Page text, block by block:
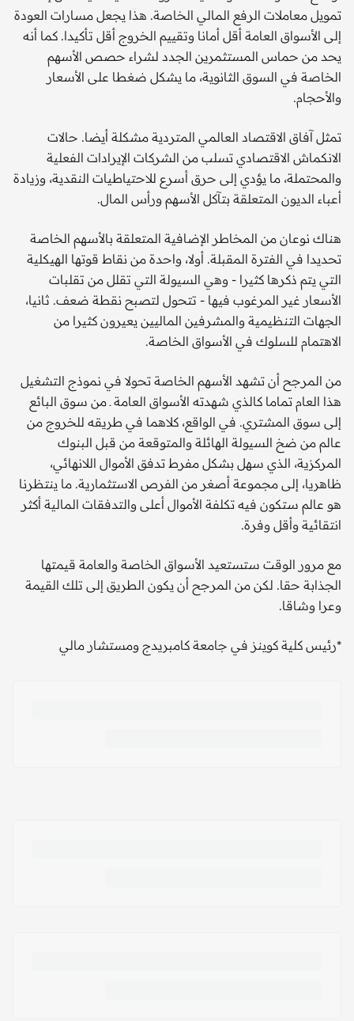
تمويل معاملات الرفع المالي الخاصة. هذا يجعل مسارات العودة
إلى الأسواق العامة أقل أمانا وتقييم الخروج أقل تأكيدا. كما أنه
يحد من حماس المستثمرين الجدد لشراء حصص الأسهم
الخاصة في السوق الثانوية، ما يشكل ضغطا على الأسعار
والأحجام.
تمثل آفاق الاقتصاد العالمي المتردية مشكلة أيضا. حالات
الانكماش الاقتصادي تسلب من الشركات الإيرادات الفعلية
والمحتملة، ما يؤدي إلى حرق أسرع للاحتياطيات النقدية، وزيادة
أعباء الديون المتعلقة بتآكل الأسهم ورأس المال.
هناك نوعان من المخاطر الإضافية المتعلقة بالأسهم الخاصة
تحديدا في الفترة المقبلة. أولا، واحدة من نقاط قوتها الهيكلية
التي يتم ذكرها كثيرا - وهي السيولة التي تقلل من تقلبات
الأسعار غير المرغوب فيها - تتحول لتصبح نقطة ضعف. ثانيا،
الجهات التنظيمية والمشرفين الماليين يعيرون كثيرا من
الاهتمام للسلوك في الأسواق الخاصة.
من المرجح أن تشهد الأسهم الخاصة تحولا في نموذج التشغيل
هذا العام تماما كالذي شهدته الأسواق العامة ـ من سوق البائع
إلى سوق المشتري. في الواقع، كلاهما في طريقه للخروج من
عالم من ضخ السيولة الهائلة والمتوقعة من قبل البنوك
المركزية، الذي سهل بشكل مفرط تدفق الأموال اللانهائي،
ظاهريا، إلى مجموعة أصغر من الفرص الاستثمارية. ما ينتظرنا
هو عالم ستكون فيه تكلفة الأموال أعلى والتدفقات المالية أكثر
انتقائية وأقل وفرة.
مع مرور الوقت ستستعيد الأسواق الخاصة والعامة قيمتها
الجذابة حقا. لكن من المرجح أن يكون الطريق إلى تلك القيمة
وعرا وشاقا.
*رئيس كلية كوينز في جامعة كامبريدج ومستشار مالي